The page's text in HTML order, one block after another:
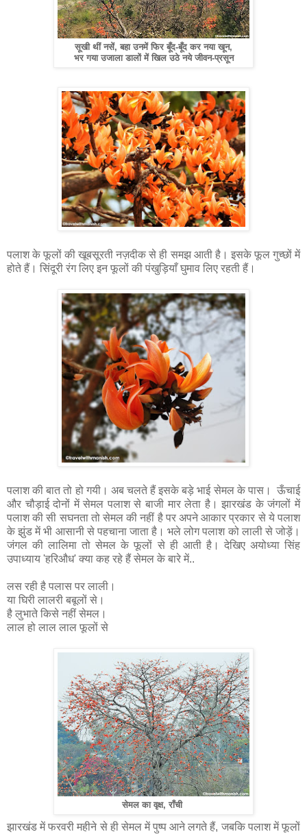
सूखी थीं नसें, बहा उनमें फिर बूँद-बूँद कर नया खून,
भर गया उजाला डालों में खिल उठे नये जीवन-प्रसून
पलाश के फूलों की खूबसूरती नज़दीक से ही समझ आती है। इसके फूल गुच्छों में
होते हैं। सिंदूरी रंग लिए इन फूलों की पंखुड़ियाँ घुमाव लिए रहती हैं।
पलाश की बात तो हो गयी। अब चलते हैं इसके बड़े भाई सेमल के पास। ऊँचाई
और चौड़ाई दोनों में सेमल पलाश से बाजी मार लेता है। झारखंड के जंगलों में
पलाश की सी सघनता तो सेमल की नहीं है पर अपने आकार प्रकार से ये पलाश
के झुंड में भी आसानी से पहचाना जाता है। भले लोग पलाश को लाली से जोड़ें।
जंगल की लालिमा तो सेमल के फूलों से ही आती है। देखिए अयोध्या सिंह
उपाध्याय 'हरिऔध' क्या कह रहे हैं सेमल के बारे में..
लस रही है पलास पर लाली।
या घिरी लालरी बबूलों से।
है लुभाते किसे नहीं सेमल।
लाल हो लाल लाल फूलों से
सेमल का वृक्ष, राँची
झारखंड में फरवरी महीने से ही सेमल में पुष्प आने लगते हैं, जबकि पलाश में फूलों